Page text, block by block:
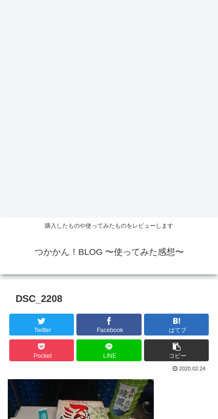
購入したものや使ってみたものをレビューします
つかかん！BLOG 〜使ってみた感想〜
DSC_2208
Twitter Facebook はてブ
Pocket LINE コピー
2020.02.24